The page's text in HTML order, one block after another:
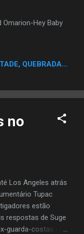
Omarion-Hey Baby
QUEBRADA...
no
Los Angeles atrás
Tupac
estão
respostas de Suge
guarda-costas de